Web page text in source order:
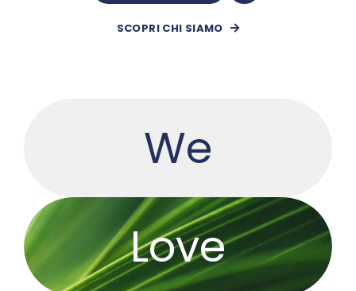
SCOPRI CHI SIAMO
We
Love